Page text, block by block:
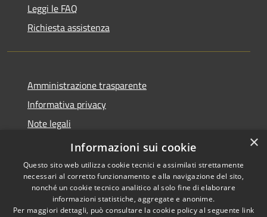
Leggi le FAQ
Richiesta assistenza
Amministrazione trasparente
Informativa privacy
Note legali
Dichiarazione di accessibilità
Copyright © 2026 • Comune di
×
Informazioni sui cookie
Questo sito web utilizza cookie tecnici e assimilati strettamente
necessari al corretto funzionamento e alla navigazione del sito,
nonché un cookie tecnico analitico al solo fine di elaborare
informazioni statistiche, aggregate e anonime.
Per maggiori dettagli, può consultare la cookie policy al seguente link